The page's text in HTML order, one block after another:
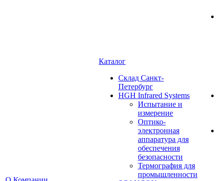
Каталог
Cклад Санкт-
Петербург
HGH Infrared Systems
Испытание и
измерение
Оптико-
электронная
аппаратура для
обеспечения
безопасности
Термография для
промышленности